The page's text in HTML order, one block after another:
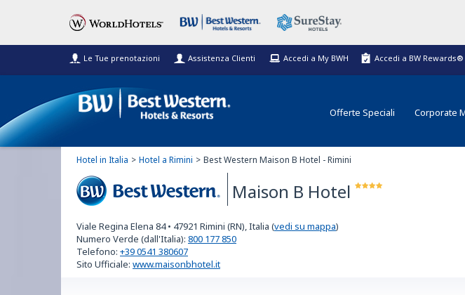
Le Tue prenotazioni Assistenza Clienti Accedi a My BWH Accedi a BW Rewards®
Offerte Speciali Corporate
Hotel in Italia Hotel a Rimini Best Western Maison B Hotel - Rimini
Best Western
Maison B Hotel
Viale Regina Elena 84• 47921 Rimini (RN), Italia (vedi su mappa)
Numero Verde (dall'Italia): 800 177 850
Telefono: +39 0541 380607
Sito Ufficiale: www.maisonbhotel.it